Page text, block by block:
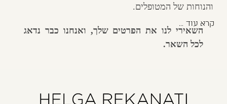
והנוחות של המטופלים.
קרא עוד
השאירי לנו את הפרטים שלך, ואנחנו כבר נדאג
לכל השאר.